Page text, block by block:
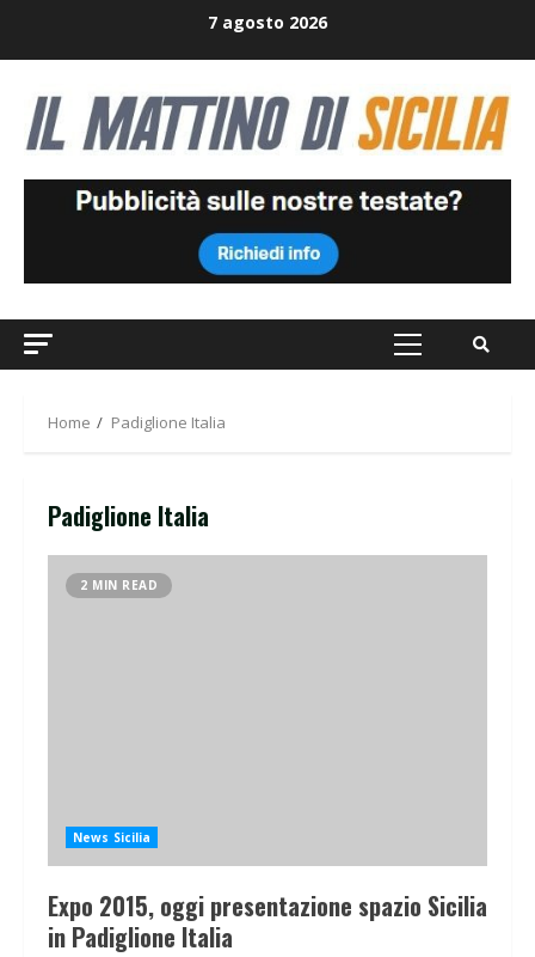
7 agosto 2026
Primary
Home Padiglione Italia
Padiglione Italia
2 MIN READ
News Sicilia
Expo 2015, oggi presentazione spazio Sicilia
in Padiglione Italia